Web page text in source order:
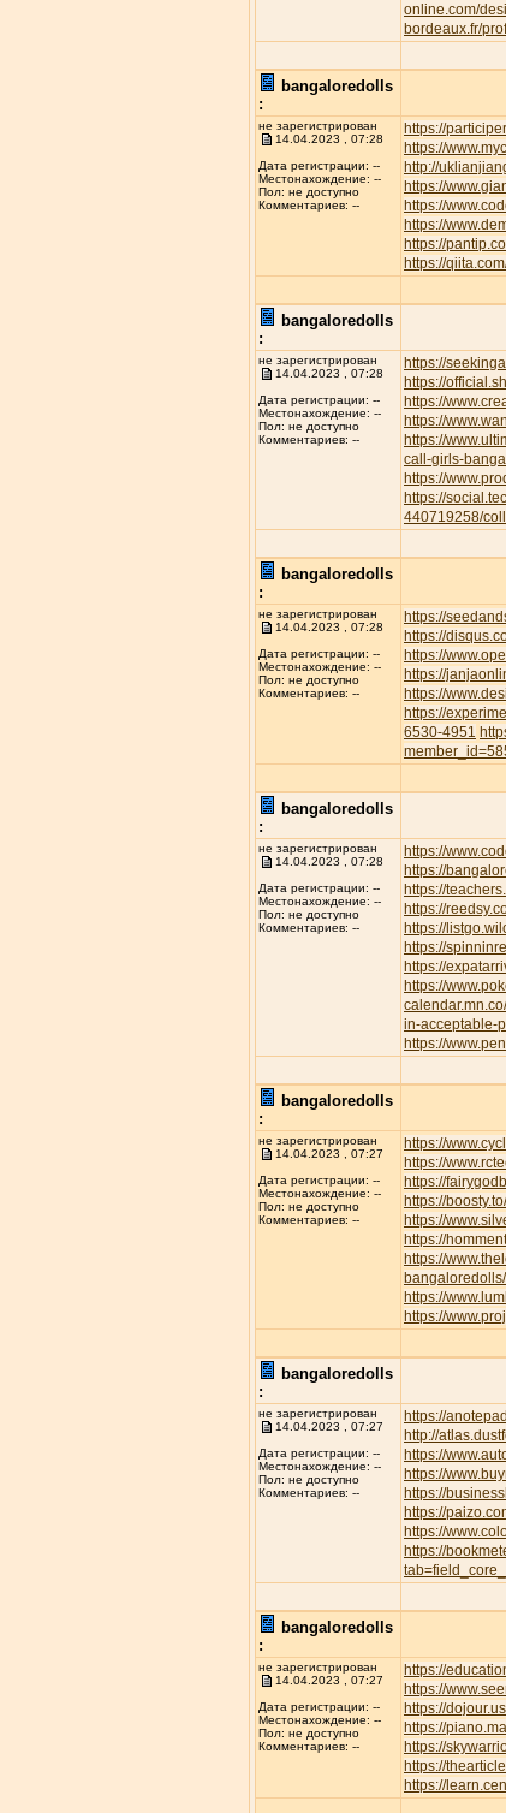
online.com/
bordeaux.fr/
bangaloredolls
:
не зарегистрирован
14.04.2023 , 07:28
Дата регистрации: --
Местонахождение: --
Пол: не доступно
Комментариев: --
https://
https://
http://
https://
https://
https://
https://
https://
bangaloredolls
:
не зарегистрирован
14.04.2023 , 07:28
Дата регистрации: --
Местонахождение: --
Пол: не доступно
Комментариев: --
https://
https://
https://
https://
https://
call-girls-
https://
https://
440719258/
bangaloredolls
:
не зарегистрирован
14.04.2023 , 07:28
Дата регистрации: --
Местонахождение: --
Пол: не доступно
Комментариев: --
https://
https://
https://
https://
https://
https://
6530-4951
bangaloredolls
:
не зарегистрирован
14.04.2023 , 07:28
Дата регистрации: --
Местонахождение: --
Пол: не доступно
Комментариев: --
https://
https://
https://
https://
https://
https://
https://
https://
in-acceptable-
https://
bangaloredolls
:
не зарегистрирован
14.04.2023 , 07:27
Дата регистрации: --
Местонахождение: --
Пол: не доступно
Комментариев: --
https://
https://
https://
https://
https://
https://
https://
https://
https://
bangaloredolls
:
не зарегистрирован
14.04.2023 , 07:27
Дата регистрации: --
Местонахождение: --
Пол: не доступно
Комментариев: --
https://
http://
https://
https://
https://
https://
https://
https://
bangaloredolls
:
не зарегистрирован
14.04.2023 , 07:27
Дата регистрации: --
Местонахождение: --
Пол: не доступно
Комментариев: --
https://
https://
https://
https://
https://
https://
https://